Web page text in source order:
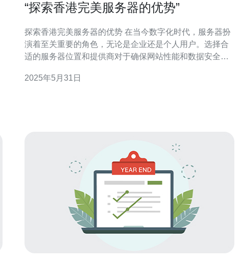
“探索香港完美服务器的优势”
探索香港完美服务器的优势 在当今数字化时代，服务器扮
演着至关重要的角色，无论是企业还是个人用户。选择合
适的服务器位置和提供商对于确保网站性能和数据安全至
势。 香港作为一个国际化的城市，拥有发达的科技产业和
2025年5月31日